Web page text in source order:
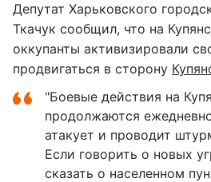
Депутат Харьковского
Ткачук сообщил, что на
оккупанты активизировали
продвигаться в сторону
"Боевые действия на
продолжаются
атакует и проводит
Если говорить о новых
сказать о населенном